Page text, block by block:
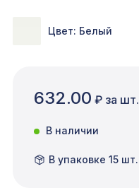
Цвет: Белый
632.00 ₽ за шт.
В наличии
В упаковке 15 шт.